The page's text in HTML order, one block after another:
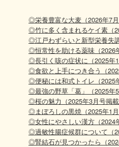
◎栄養豊富な大麦（2026年7月
◎竹に多く含まれるケイ素（
◎江戸わずらいと新型栄養失
◎恒常性を助ける薬味（2026
◎長引く咳の症状に（2025年
◎食欲と上手につき合う（
◎便秘には和式トイレ（2025
◎最強の野草「葛」（2025年5
◎桜の魅力（2025年3月号掲載
◎まぼろしの黒焼（2025年1月
◎女性にやさしい漢方（2024
◎過敏性腸症候群について（
◎腎結石が見つかったら（